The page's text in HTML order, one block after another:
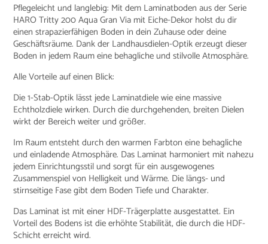
Pflegeleicht und langlebig: Mit dem Laminatboden aus der Serie
HARO Tritty 200 Aqua Gran Via mit Eiche-Dekor holst du dir
einen strapazierfähigen Boden in dein Zuhause oder deine
Geschäftsräume. Dank der Landhausdielen-Optik erzeugt dieser
Boden in jedem Raum eine behagliche und stilvolle Atmosphäre.
Alle Vorteile auf einen Blick:
Die 1-Stab-Optik lässt jede Laminatdiele wie eine massive
Echtholzdiele wirken. Durch die durchgehenden, breiten Dielen
wirkt der Bereich weiter und größer.
Im Raum entsteht durch den warmen Farbton eine behagliche
und einladende Atmosphäre. Das Laminat harmoniert mit nahezu
jedem Einrichtungsstil und sorgt für ein ausgewogenes
Zusammenspiel von Helligkeit und Wärme. Die längs- und
stirnseitige Fase gibt dem Boden Tiefe und Charakter.
Das Laminat ist mit einer HDF-Trägerplatte ausgestattet. Ein
Vorteil des Bodens ist die erhöhte Stabilität, die durch die HDF-
Schicht erreicht wird.